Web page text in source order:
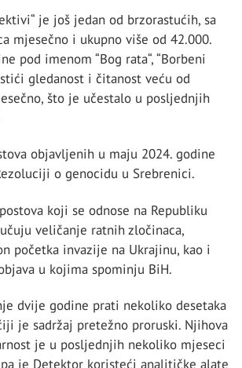
je još jedan od brzorastućih, sa
mjesečno i ukupno više od 42.000.
pod imenom “Bog rata“, “Borbeni
gledanost i čitanost veću od
što je učestalo u posljednjih
objavljenih u maju 2024. godine
o genocidu u Srebrenici.
koji se odnose na Republiku
veličanje ratnih zločinaca,
početka invazije na Ukrajinu, kao i
u kojima spominju BiH.
dvije godine prati nekoliko desetaka
je sadržaj pretežno proruski. Njihova
je u posljednjih nekoliko mjeseci
je Detektor koristeći analitičke alate